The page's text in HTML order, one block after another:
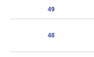
49
48